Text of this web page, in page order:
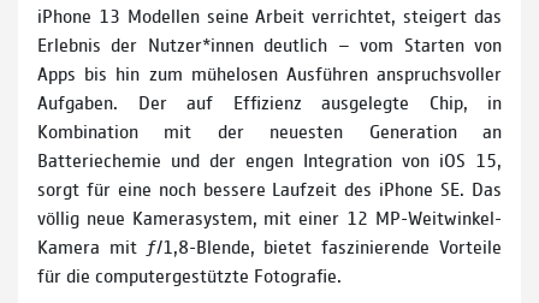
iPhone 13 Modellen seine Arbeit verrichtet, steigert das
Erlebnis der Nutzer*innen deutlich — vom Starten von
Apps bis hin zum mühelosen Ausführen anspruchsvoller
Aufgaben. Der auf Effizienz ausgelegte Chip, in
Kombination mit der neuesten Generation an
Batteriechemie und der engen Integration von iOS 15,
sorgt für eine noch bessere Laufzeit des iPhone SE. Das
völlig neue Kamerasystem, mit einer 12 MP-Weitwinkel-
Kamera mit ƒ/1,8-Blende, bietet faszinierende Vorteile
für die computergestützte Fotografie.